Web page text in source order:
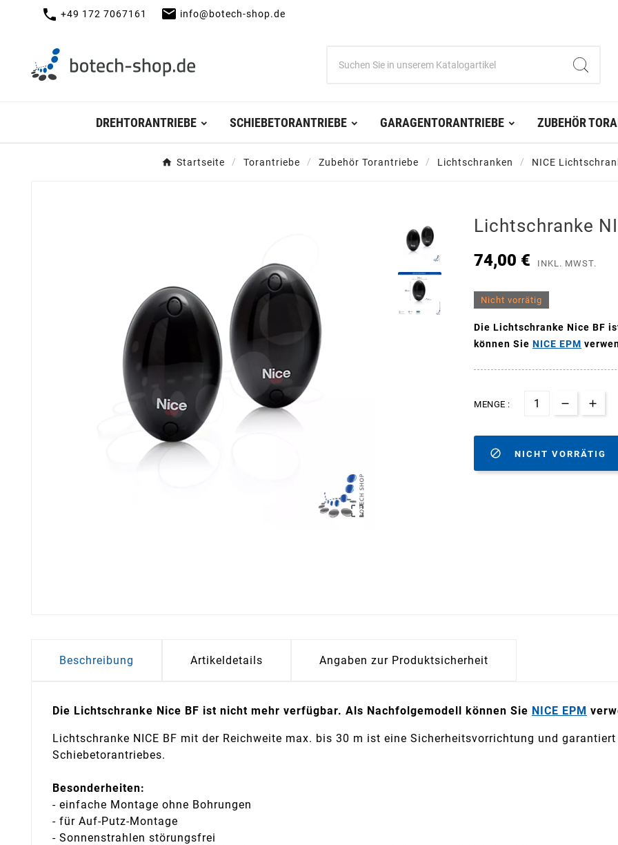
call +49 172 7067161 mail info@botech-shop.de
DREHTORANTRIEBE SCHIEBETORANTRIEBE GARAGENTORANTRIEBE ZUBEHÖR
Startseite Torantriebe Zubehör Torantriebe Lichtschranken NICE

Lichtschranke
74,00 € INKL. MWST.
Nicht vorrätig
Die Lichtschranke Nice BF
können Sie NICE EPM
MENGE :
 NICHT VORRÄTIG
Beschreibung Artikeldetails Angaben zur Produktsicherheit
Die Lichtschranke Nice BF ist nicht mehr verfügbar. Als Nachfolgemodell können Sie NICE EPM
Lichtschranke NICE BF mit der Reichweite max. bis 30 m ist eine Sicherheitsvorrichtung und
Schiebetorantriebes.
Besonderheiten:
- einfache Montage ohne Bohrungen
- für Auf-Putz-Montage
- Sonnenstrahlen störungsfrei